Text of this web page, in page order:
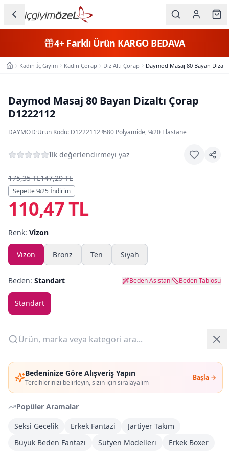
Bedeninize Göre Alışveriş Yapın
Tercihlerinizi belirleyin, sizin için sıralayalım
Başla →
Popüler Aramalar
Seksi Gecelik
Erkek Fantazi
Jartiyer Takım
Büyük Beden Fantazi
Sütyen Modelleri Erkek Boxer
Kategorileri
Çocuk
Beden
Markalar
Plaj & Mayo
Yazlık Pijama
Yeni Gelenler
Giriş Yap
Üye Ol
4+Farklı Ürün KARGO BEDAVA
Ana SayfaKadın İç Giyim Kadın Çorap Diz Altı Çorap Daymod Masaj 80 Bayan
Daymod Masaj 80 Bayan Dizaltı Çorap
D1222112
DAYMOD·Ürün Kodu: D1222112·%80 Polyamide, %20 Elastane
İlk değerlendirmeyi yaz
175,35 TL147,29 TL
Sepette %25 İndirim
110,47 TL
Renk: Vizon
Vizon Bronz Ten Siyah
Beden: Standart Beden Asistanı Beden Tablosu
Standart
Adet:
Sepete Ekle
Şimdi Al
DHL Kargoya Teslim